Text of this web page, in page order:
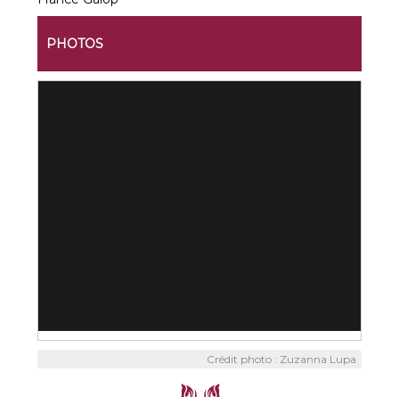
PHOTOS
Crédit photo : Zuzanna Lupa